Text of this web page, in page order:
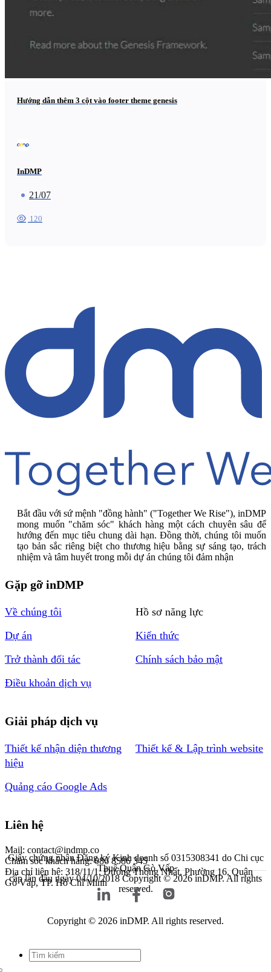
Hướng dẫn thêm 3 cột vào footer theme genesis
InDMP
21/07
120
Bắt đầu với sứ mệnh "đồng hành" ("Together We Rise"), inDMP
mong muốn "chăm sóc" khách hàng một cách chuyên sâu để
hướng đến mục tiêu chung dài hạn. Đồng thời, chúng tôi muốn
tạo bản sắc riêng biệt cho thương hiệu bằng sự sáng tạo, trách
nhiệm và tâm huyết trong mỗi dự án chúng tôi đảm nhận
Gặp gỡ inDMP
Về chúng tôi
Hồ sơ năng lực
Dự án
Kiến thức
Trở thành đối tác
Chính sách bảo mật
Điều khoản dịch vụ
Giải pháp dịch vụ
Thiết kế nhận diện thương
hiệu
Thiết kế & Lập trình website
Quảng cáo Google Ads
Liên hệ
Mail: contact@indmp.co
Chăm sóc khách hàng: 086 8586 345
Địa chỉ liên hệ: 318/11/1, Đường Thống Nhất, Phường 16, Quận
Gò Vấp, TP. Hồ Chí Minh
Giấy chứng nhận Đăng ký Kinh doanh số 0315308341 do Chi cục
Thuế Quận Gò Vấp
cấp lần đầu ngày 04/10/2018Copyright © 2026 inDMP. All rights
reserved.
Copyright © 2026 inDMP. All rights reserved.